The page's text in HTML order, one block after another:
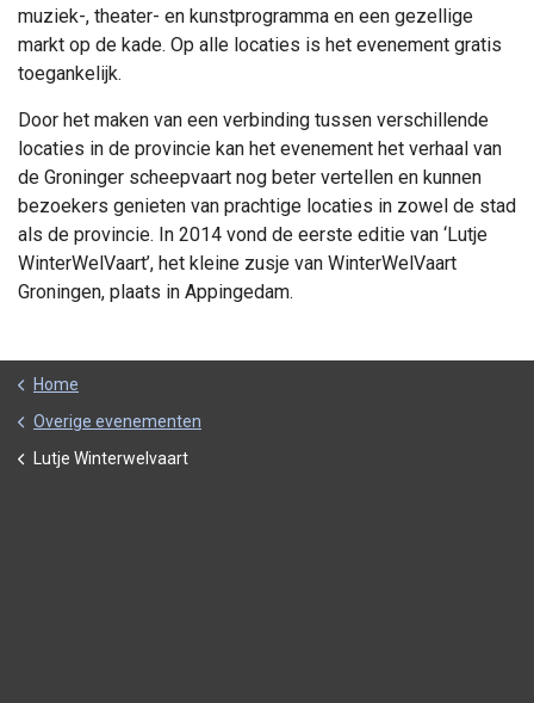
muziek-, theater- en kunstprogramma en een gezellige
markt op de kade. Op alle locaties is het evenement gratis
toegankelijk.
Door het maken van een verbinding tussen verschillende
locaties in de provincie kan het evenement het verhaal van
de Groninger scheepvaart nog beter vertellen en kunnen
bezoekers genieten van prachtige locaties in zowel de stad
als de provincie. In 2014 vond de eerste editie van ‘Lutje
WinterWelVaart’, het kleine zusje van WinterWelVaart
Groningen, plaats in Appingedam.
Home
Overige evenementen
Lutje Winterwelvaart